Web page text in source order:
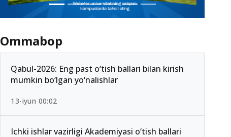
Ommabop
Qabul-2026: Eng past o‘tish ballari bilan kirish
mumkin bo‘lgan yo‘nalishlar
13-iyun 00:02
Ichki ishlar vazirligi Akademiyasi o‘tish ballari